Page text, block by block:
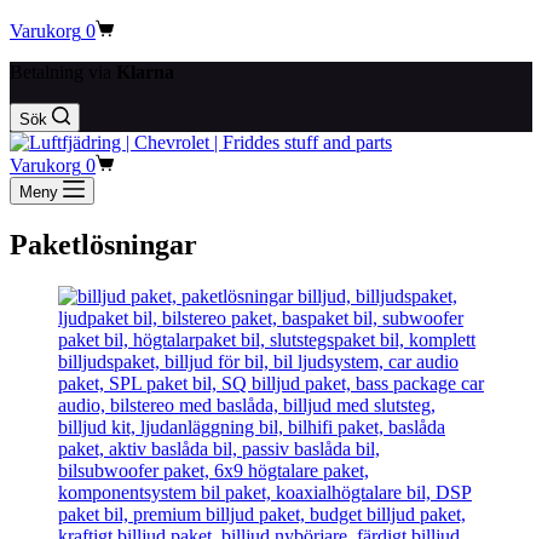
Varukorg 0
Sök
Varukorg 0
Meny
Paketlösningar